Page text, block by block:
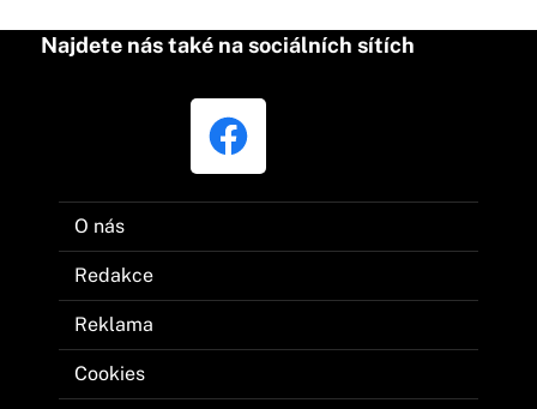
Najdete nás také na sociálních sítích
O nás
Redakce
Reklama
Cookies